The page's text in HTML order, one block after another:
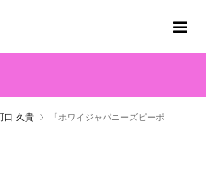
口 久貴
「ホワイジャパニーズピーポ